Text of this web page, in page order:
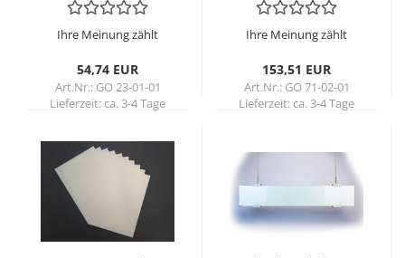
Ihre Meinung zählt
54,74 EUR
Art.Nr.: GO 23-01-01
Lieferzeit:ca. 3-4 Tage
Ihre Meinung zählt
153,51 EUR
Art.Nr.: GO 71-02-01
Lieferzeit:ca. 3-4 Tage